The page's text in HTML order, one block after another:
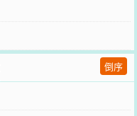
倒序